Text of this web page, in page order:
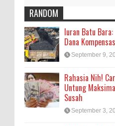
RANDOM
Iuran Batu
Dana
September 9,
Rahasia Nih!
Untung
Susah
September 3,